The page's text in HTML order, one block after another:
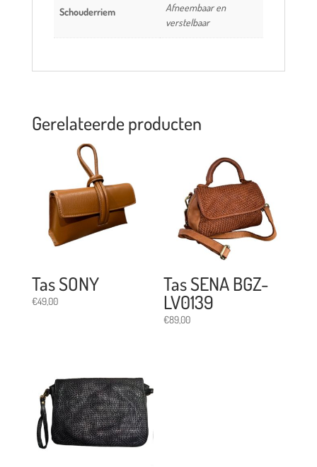
Schouderriem
Afneembaar en
verstelbaar
Gerelateerde producten
Tas SONY
€49,00
Tas SENA BGZ-
LV0139
€89,00